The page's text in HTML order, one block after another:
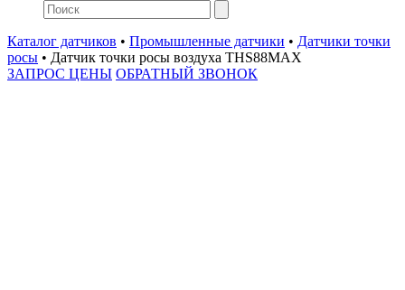
Каталог датчиков • Промышленные датчики • Датчики точки
росы • Датчик точки росы воздуха THS88MAX
ЗАПРОС ЦЕНЫ ОБРАТНЫЙ ЗВОНОК